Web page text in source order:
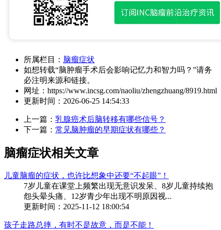
所属栏目： 脑瘤症状
如想转载“脑肿瘤手术后会影响记忆力和智力吗？”请务
必注明来源和链接。
网址： https://www.incsg.com/naoliu/zhengzhuang/8919.html
更新时间： 2026-06-25 14:54:33
上一篇： 乳腺癌术后脑转移有哪些信号？
下一篇： 常见脑肿瘤的早期症状有哪些？
脑瘤症状相关文章
儿童脑瘤的症状，也许比想象中还要“不起眼”！
7岁儿童在课堂上频繁出现无意识发呆、8岁儿童持续抱
怨头晕头痛、12岁青少年出现不明原因视...
更新时间：2025-11-12 18:00:54
孩子走路总摔，有时不是故意，而是不能！